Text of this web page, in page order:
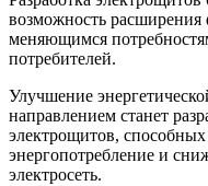
возможность
меняющимся
потребителей.
Улучшение
направлением станет
электрощитов,
энергопотребление и
электросеть.